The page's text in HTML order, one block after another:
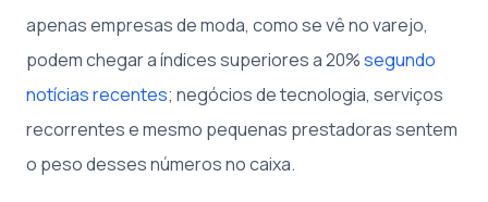
apenas empresas de moda, como se vê no varejo,
podem chegar a índices superiores a 20%segundo
notícias recentes; negócios de tecnologia, serviços
recorrentes e mesmo pequenas prestadoras sentem
o peso desses números no caixa.